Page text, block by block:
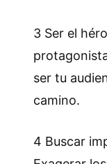
3 Ser el
ser tu
camino.
4 Buscar